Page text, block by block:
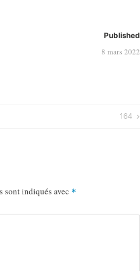
Published
8 mars 2022
Next
Post
164
sont indiqués avec *